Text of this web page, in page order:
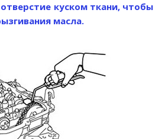
куском ткани, чтобы
масла.